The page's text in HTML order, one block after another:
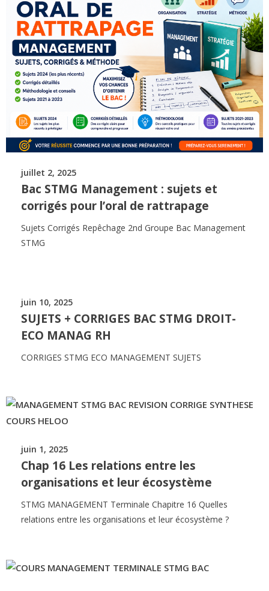
juillet 2, 2025
Bac STMG Management : sujets et
corrigés pour l’oral de rattrapage
Sujets Corrigés Repêchage 2nd Groupe Bac Management
STMG
juin 10, 2025
SUJETS + CORRIGES BAC STMG DROIT-
ECO MANAG RH
CORRIGES STMG ECO MANAGEMENT SUJETS
juin 1, 2025
Chap 16 Les relations entre les
organisations et leur écosystème
STMG MANAGEMENT Terminale Chapitre 16 Quelles
relations entre les organisations et leur écosystème ?